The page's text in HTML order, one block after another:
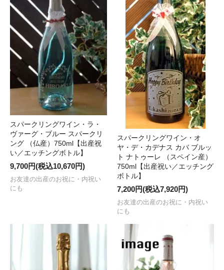
スパークリングワイン・ラ・
ヴァーグ・ブルー スパークリ
ング （仏産）750ml【出産祝
い／エッチングボトル】
9,700円(税込10,670円)
お友達の出産のお祝に・内祝い
にも
スパークリングワイン・オ
ヤ・デ・カデナス カバ ブルッ
ト ナトゥーレ （スペイン産）
750ml【出産祝い／エッチング
ボトル】
7,200円(税込7,920円)
お友達の出産のお祝に・内祝い
にも